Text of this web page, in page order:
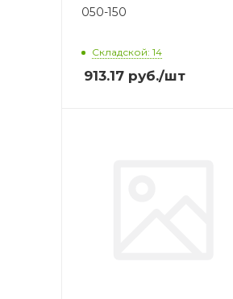
050-150
Складской: 14
913.17 руб./шт